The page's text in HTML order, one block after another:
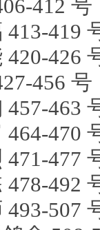
412 号
419
426
456 号
463
470
477
492
507